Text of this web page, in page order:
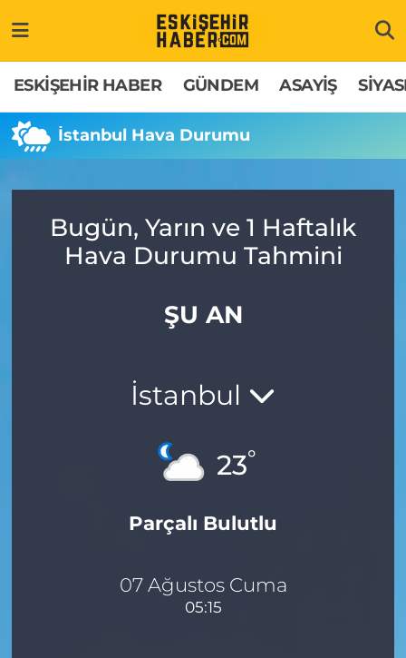
ESKİŞEHİR HABER GÜNDEM ASAYİŞ
İstanbul Hava Durumu
Bugün, Yarın ve 1 Haftalık
Hava Durumu Tahmini
ŞU AN
İstanbul
23°
Parçalı Bulutlu
07 Ağustos Cuma
05:15
GÜNDEM
ASAYİŞ
EKONOMİ
ESKİŞEHİRSPOR
Hakkımızda
İletişim
Odunpazarı Trafik Yoğunluk Haritası
Süper Lig Puan Durumu ve Fikstür
Son Dakika Haberleri